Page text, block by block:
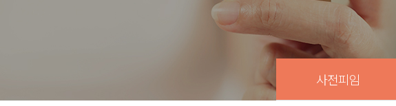
비만관리
비수술질성형
소노케어
아이시스 리비브
사전피임